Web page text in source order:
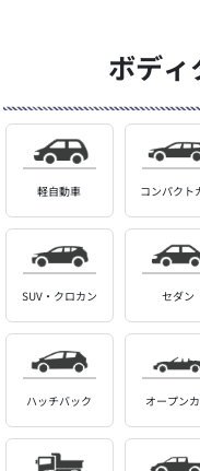
ボディ
軽自動車 コンパクト
SUV・クロカン セダン
ハッチバック オープン